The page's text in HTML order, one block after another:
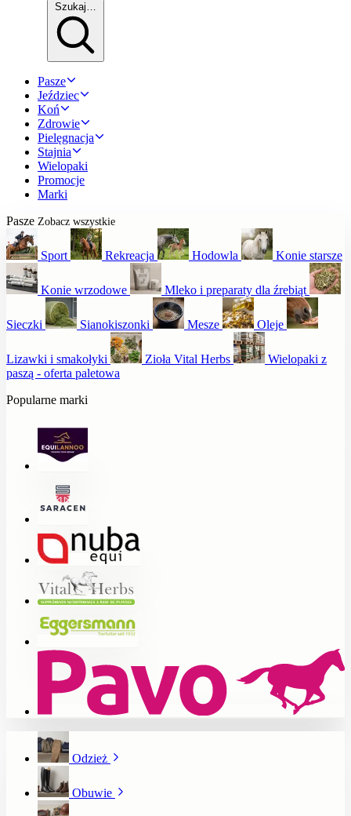
Szukaj…
Pasze
Jeździec
Koń
Zdrowie
Pielęgnacja
Stajnia
Wielopaki
Promocje
Marki
Pasze Zobacz wszystkie
Sport Rekreacja Hodowla Konie starsze
Konie wrzodowe Mleko i preparaty dla źrebiąt
Sieczki Sianokiszonki Mesze Oleje
Lizawki i smakołyki Zioła Vital Herbs
Wielopaki z
paszą - oferta paletowa
Popularne marki
Odzież
Obuwie